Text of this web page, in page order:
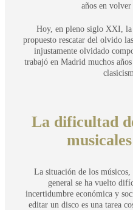
años en volver
Hoy, en pleno siglo XXI, la
propuesto rescatar del olvido
injustamente olvidado
trabajó en Madrid muchos
La dificultad
La situación de los músicos,
general se ha vuelto
incertidumbre económica y
editar un disco es una tarea